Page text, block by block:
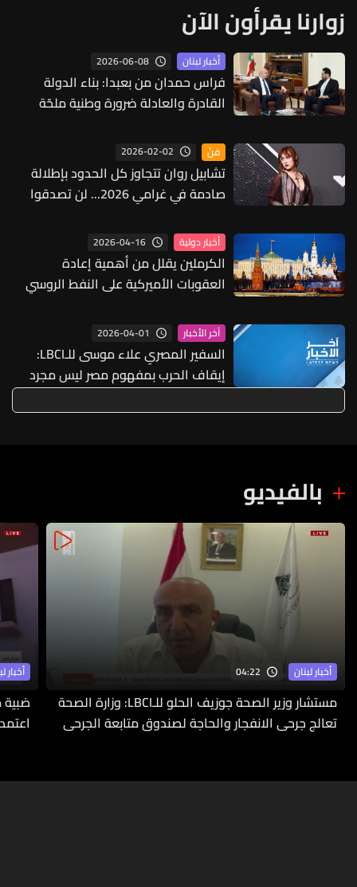
زوارنا يقرأون الآن
أخبار لبنان 2026-06-08
فراس حمدان من بعبدا: بناء الدولة
القادرة والعادلة ضرورة وطنية ملحّة
فنّ 2026-02-02
تشابيل روان تتجاوز كل الحدود بإطلالة
صادمة في غرامي 2026... لن تصدقوا
أخبار دولية 2026-04-16
الكرملين يقلل من أهمية إعادة
العقوبات الأميركية على النفط الروسي
آخر الأخبار 2026-04-01
السفير المصري علاء موسى للـLBCI:
إيقاف الحرب بمفهوم مصر ليس مجرد
هدنة ونعتقد أن الولايات المتحدة
بإمكانها الوصول إلى حل شامل إذا أرادت
بالفيديو
أخبار لبنان 04:22
مستشار وزير الصحة جوزيف الحلو للـLBCI: وزارة الصحة
تعالج جرحى الانفجار والحاجة لصندوق متابعة الجرحى
أخبار
ضبية